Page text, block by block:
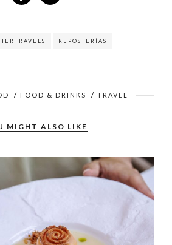
REPOSTERÍAS
/ FOOD & DRINKS / TRAVEL
MIGHT ALSO LIKE